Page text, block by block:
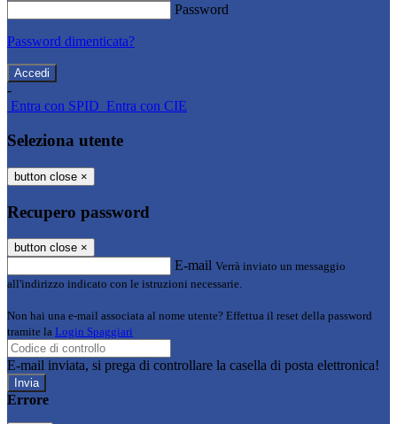
Password
Password dimenticata?
-
Entra con SPID Entra con CIE
Seleziona utente
button close ×
Recupero password
button close ×
E-mail Verrà inviato un messaggio
all'indirizzo indicato con le istruzioni necessarie.
Non hai una e-mail associata al nome utente? Effettua il reset della password
tramite la Login Spaggiari
E-mail inviata, si prega di controllare la casella di posta elettronica!
Errore